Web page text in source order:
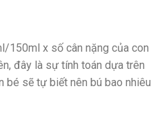
150ml x số cân nặng của con
đây là sự tính toán dựa trên
bé sẽ tự biết nên bú bao nhiêu